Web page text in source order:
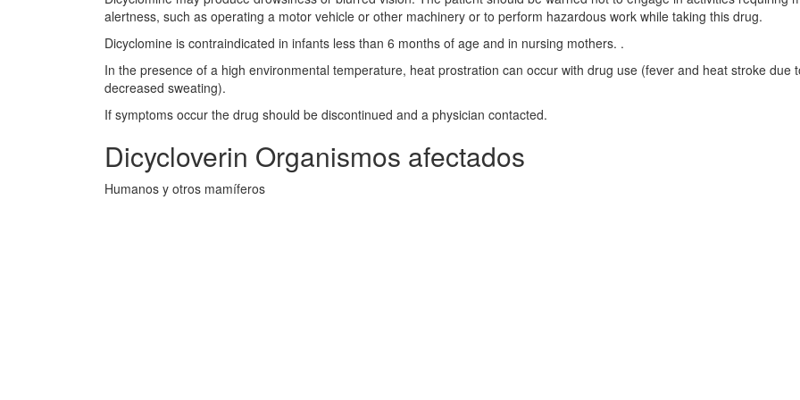
alertness, such as operating a motor vehicle or other machinery or to perform hazardous work while taking this drug.
Dicyclomine is contraindicated in infants less than 6 months of age and in nursing mothers. .
In the presence of a high environmental temperature, heat prostration can occur with drug use (fever and heat stroke due
decreased sweating).
If symptoms occur the drug should be discontinued and a physician contacted.
Dicycloverin Organismos afectados
Humanos y otros mamíferos